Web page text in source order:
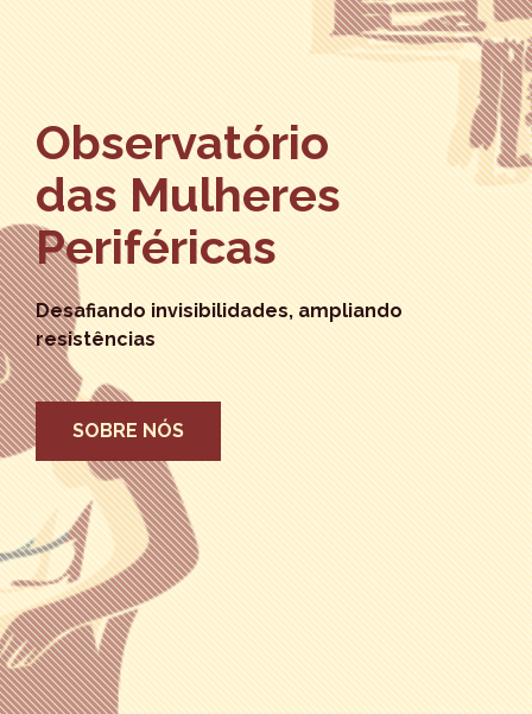
Observatório
das Mulheres
Periféricas
Desafiando invisibilidades, ampliando
resistências
SOBRE NÓS